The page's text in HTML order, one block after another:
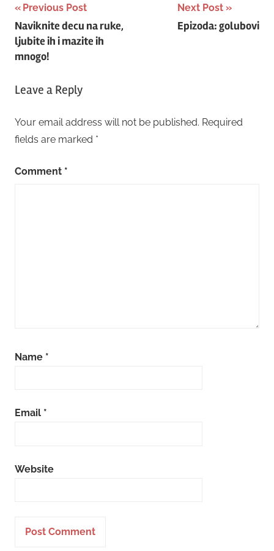
Post
navigation
Previous Post
Naviknite decu na ruke,
ljubite ih i mazite ih
mnogo!
Next Post
Epizoda: golubovi
Leave a Reply
Your email address will not be published. Required
fields are marked *
Comment *
Name *
Email *
Website